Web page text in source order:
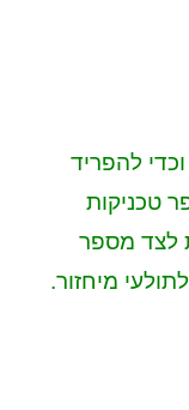
להפריד
טכניקות
לצד מספר
מיחזור.